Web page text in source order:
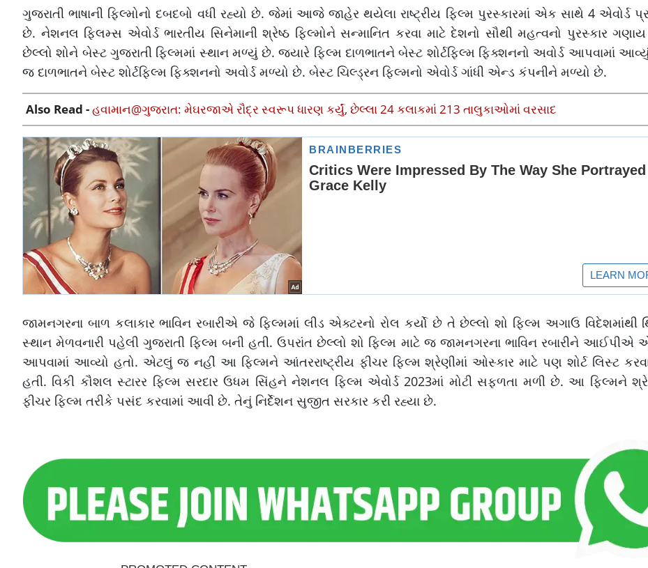
ગુજરાતી ભાષાની ફિલ્મોનો દબદબો વધી રહ્યો છે. જેમાં આજે જાહેર થયેલા રાષ્ટ્રીય ફિલ્મ પુરસ્કારમાં એક સાથે 4 એવોર્ડ
છે. નેશનલ ફિલમ્સ એવોર્ડ ભારતીય સિનેમાની શ્રેષ્ઠ ફિલ્મોને સન્માનિત કરવા માટે દેશનો સૌથી મહત્વનો પુરસ્કાર
છેલ્લો શોને બેસ્ટ ગુજરાતી ફિલ્મમાં સ્થાન મળ્યું છે. જ્યારે ફિલ્મ દાળભાતને બેસ્ટ શોર્ટફિલ્મ ફિક્શનનો અવોર્ડ આપવામાં
જ દાળભાતને બેસ્ટ શોર્ટફિલ્મ ફિક્શનનો અવોર્ડ મળ્યો છે. બેસ્ટ ચિલ્ડ્રન ફિલ્મનો એવોર્ડ ગાંધી એન્ડ કંપનીને મળ્યો છે.
Also Read -હવામાન@ગુજરાત: મેઘરજાએ રૌદ્ર સ્વરૂપ ધારણ કર્યું, છેલ્લા 24 કલાકમાં 213 તાલુકાઓમાં વરસાદ
જામનગરના બાળ કલાકાર ભાવિન રબારીએ જે ફિલ્મમાં લીડ એક્ટરનો રોલ કર્યો છે તે છેલ્લો શો ફિલ્મ અગાઉ વિદેશમાંથી
સ્થાન મેળવનારી પહેલી ગુજરાતી ફિલ્મ બની હતી. ઉપરાંત છેલ્લો શો ફિલ્મ માટે જ જામનગરના ભાવિન રબારીને આઈપીએ
આપવામાં આવ્યો હતો. એટલું જ નહીં આ ફિલ્મને આંતરરાષ્ટ્રીય ફીચર ફિલ્મ શ્રેણીમાં ઓસ્કાર માટે પણ શોર્ટ લિસ્ટ
હતી. વિકી કૌશલ સ્ટારર ફિલ્મ સરદાર ઉધમ સિંહને નેશનલ ફિલ્મ એવોર્ડ 2023માં મોટી સફળતા મળી છે. આ ફિલ્મને
ફીચર ફિલ્મ તરીકે પસંદ કરવામાં આવી છે. તેનું નિર્દેશન સુજીત સરકાર કરી રહ્યા છે.